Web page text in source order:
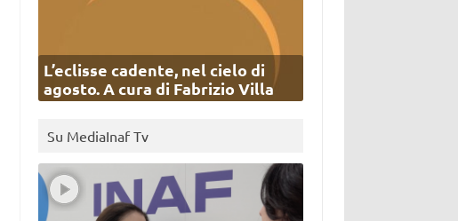
L’eclisse cadente, nel cielo di
agosto. A cura di Fabrizio Villa
Su MediaInaf Tv